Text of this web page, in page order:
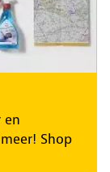
en
Shop